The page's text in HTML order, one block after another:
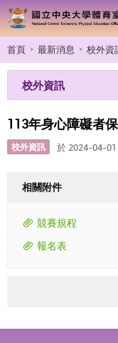
首頁 最新消息 校外資
校外資訊
113年身心障礙者
校外資訊 於 2024-04-
相關附件
競賽規程
報名表